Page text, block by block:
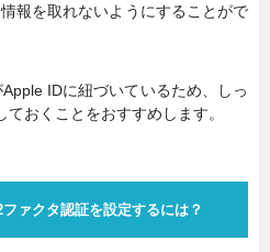
報を取れないようにすることがで
IDに紐づいているため、しっ
おくことをおすすめします。
ァクタ認証を設定するには？